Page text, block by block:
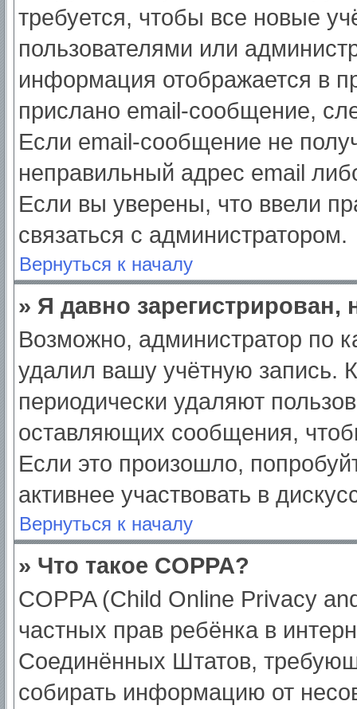
требуется, чтобы все новые
пользователями или
информация отображается в
прислано email-сообщение,
Если email-сообщение не
неправильный адрес email
Если вы уверены, что ввели
связаться с администратором.
Вернуться к началу
» Я давно
Возможно, администратор по
удалил вашу учётную запись.
периодически удаляют
оставляющих сообщения,
Если это произошло,
активнее участвовать в
Вернуться к началу
» Что такое COPPA?
COPPA (Child Online Privacy
частных прав ребёнка в
Соединённых Штатов,
собирать информацию от